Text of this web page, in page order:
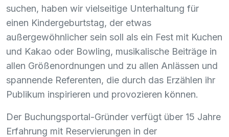
suchen, haben wir vielseitige Unterhaltung für
einen Kindergeburtstag, der etwas
außergewöhnlicher sein soll als ein Fest mit Kuchen
und Kakao oder Bowling, musikalische Beiträge in
allen Größenordnungen und zu allen Anlässen und
spannende Referenten, die durch das Erzählen ihr
Publikum inspirieren und provozieren können.
Der Buchungsportal-Gründer verfügt über 15 Jahre
Erfahrung mit Reservierungen in der